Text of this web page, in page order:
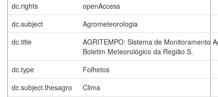
dc.rights
openAccess
dc.subject
Agrometeorologia
dc.title
AGRITEMPO: Sistema de Monitoramento
Boletim Meteorológico da Região S.
dc.type
Folhetos
dc.subject.thesagro
Clima